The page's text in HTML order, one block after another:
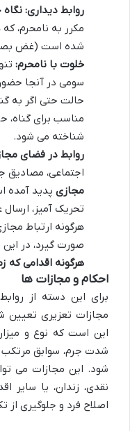
روابط دیداری:نگاه
مکرر به نامحرم،
شده است (غض
خلوت با نامحرم:
سومی در آنجا
حالت حتی اگر به
مناسب برای گناه،
شناخته می شود.
روابط در فضای
اجتماعی، مصادیق
مجازی پدید آمده
تحریک آمیز،
هرگونه ارتباط
صورت گیرد، در
هرگونه اقدامی که
احکام و مجازات ها
برای این دسته از
مجازات تعزیری
این است که نوع و
شدت جرم، سوابق مرتکب
نقدی، زندان، یا سایر
اصلاح فرد و جلوگیری از